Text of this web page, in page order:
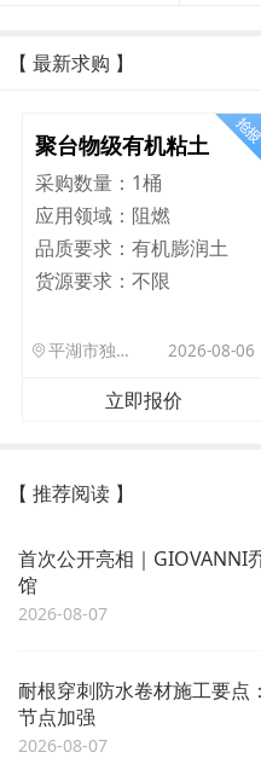
【 最新求购 】
聚台物级有机粘土
采购数量： 1桶
应用领域： 阻燃
品质要求： 有机膨润土
货源要求： 不限
平湖市独山港镇集港路 589 号 2026-08-06
立即报价
【 推荐阅读 】
首次公开亮相｜GIOVANNI
馆
2026-08-07
耐根穿刺防水卷材施工要点
节点加强
2026-08-07